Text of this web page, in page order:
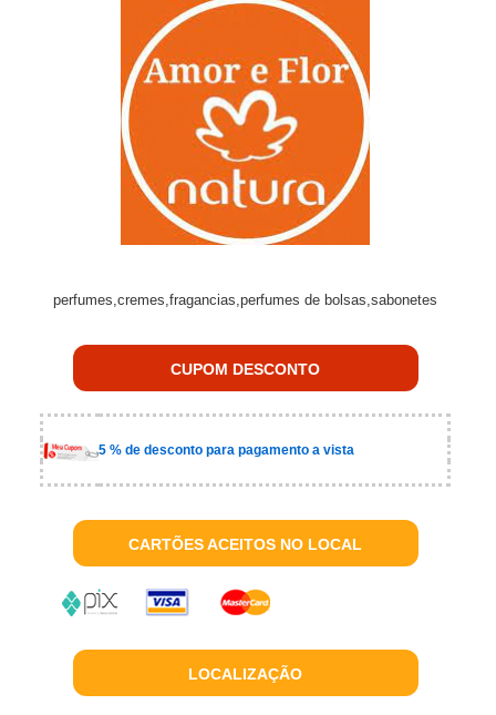
perfumes,cremes,fragancias,perfumes de bolsas,sabonetes
CUPOM DESCONTO
5 % de desconto para pagamento a vista
CARTÕES ACEITOS NO LOCAL
LOCALIZAÇÃO